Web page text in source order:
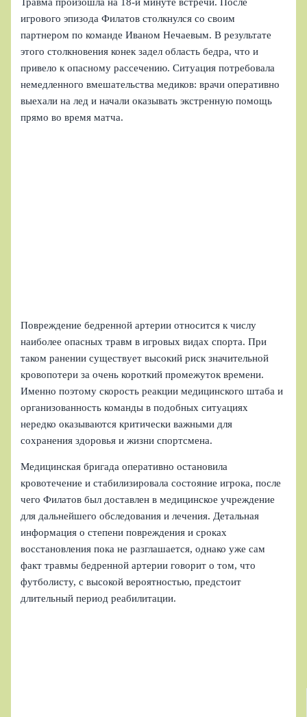
игрового эпизода Филатов столкнулся со своим
партнером по команде Иваном Нечаевым. В результате
этого столкновения конек задел область бедра, что и
привело к опасному рассечению. Ситуация потребовала
немедленного вмешательства медиков: врачи оперативно
выехали на лед и начали оказывать экстренную помощь
прямо во время матча.
Повреждение бедренной артерии относится к числу
наиболее опасных травм в игровых видах спорта. При
таком ранении существует высокий риск значительной
кровопотери за очень короткий промежуток времени.
Именно поэтому скорость реакции медицинского штаба и
организованность команды в подобных ситуациях
нередко оказываются критически важными для
сохранения здоровья и жизни спортсмена.
Медицинская бригада оперативно остановила
кровотечение и стабилизировала состояние игрока, после
чего Филатов был доставлен в медицинское учреждение
для дальнейшего обследования и лечения. Детальная
информация о степени повреждения и сроках
восстановления пока не разглашается, однако уже сам
факт травмы бедренной артерии говорит о том, что
футболисту, с высокой вероятностью, предстоит
длительный период реабилитации.